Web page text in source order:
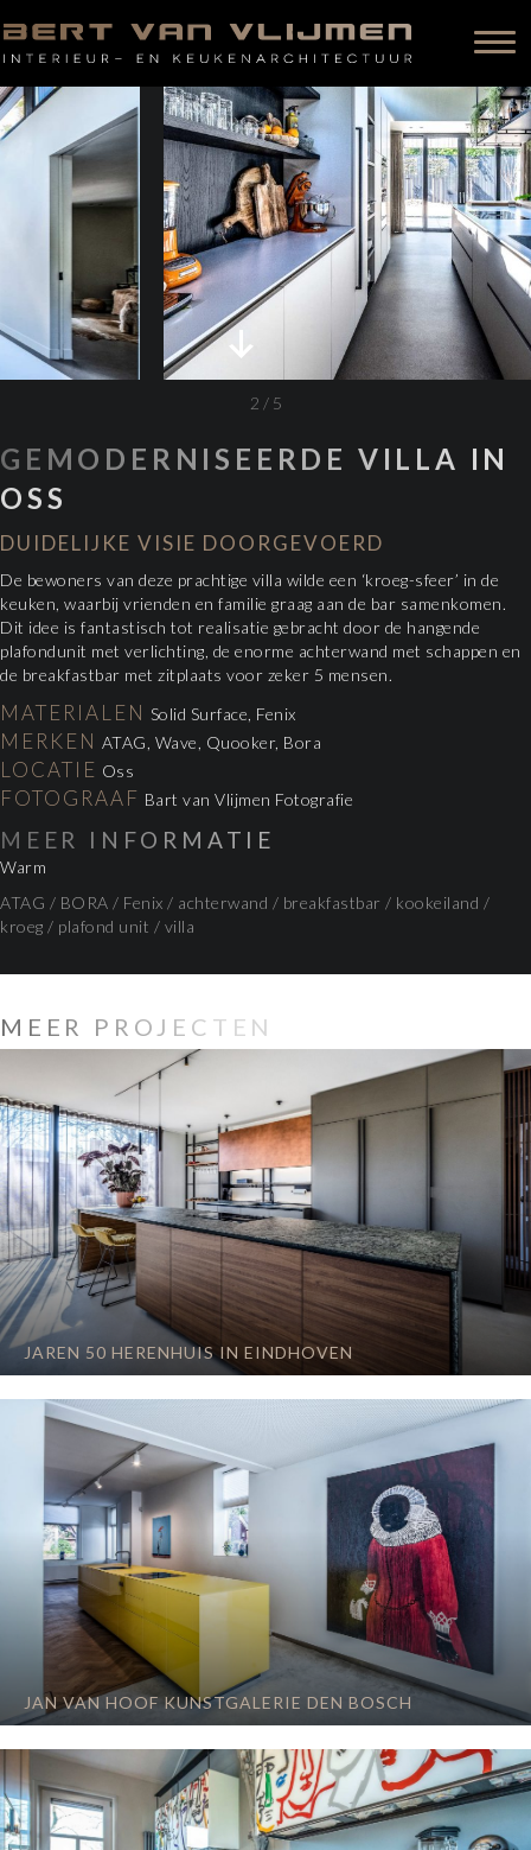
2 / 5
GEMODERNISEERDE VILLA IN
OSS
DUIDELIJKE VISIE DOORGEVOERD
De bewoners van deze prachtige villa wilde een ‘kroeg-sfeer’ in de
keuken, waarbij vrienden en familie graag aan de bar samenkomen.
Dit idee is fantastisch tot realisatie gebracht door de hangende
plafondunit met verlichting, de enorme achterwand met schappen en
de breakfastbar met zitplaats voor zeker 5 mensen.
MATERIALEN Solid Surface, Fenix
MERKEN ATAG, Wave, Quooker, Bora
LOCATIE Oss
FOTOGRAAF Bart van Vlijmen Fotografie
MEER INFORMATIE
Warm
ATAG / BORA / Fenix / achterwand / breakfastbar / kookeiland /
kroeg / plafond unit / villa
MEER PROJECTEN
JAREN 50 HERENHUIS IN EINDHOVEN
JAN VAN HOOF KUNSTGALERIE DEN BOSCH